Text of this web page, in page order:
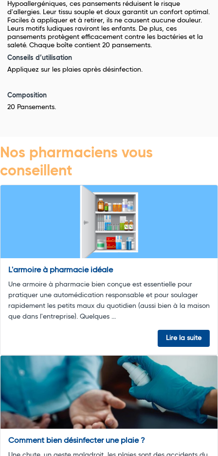
Hypoallergéniques, ces pansements réduisent le risque
d'allergies. Leur tissu souple et doux garantit un confort optimal.
Faciles à appliquer et à retirer, ils ne causent aucune douleur.
Leurs motifs ludiques raviront les enfants. De plus, ces
pansements protègent efficacement contre les bactéries et la
saleté. Chaque boîte contient 20 pansements.
Conseils d’utilisation
Appliquez sur les plaies après désinfection.
Composition
20 Pansements.
Nos pharmaciens vous
conseillent
L'armoire à pharmacie idéale
Une armoire à pharmacie bien conçue est essentielle pour
pratiquer une automédication responsable et pour soulager
rapidement les petits maux du quotidien (aussi bien à la maison
que dans l'entreprise). Quelques ...
Lire la suite
Comment bien désinfecter une plaie ?